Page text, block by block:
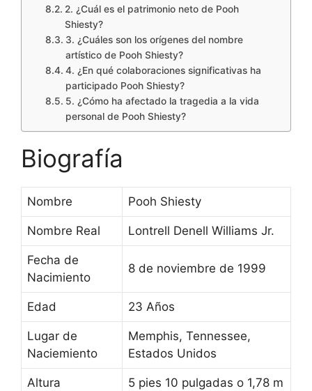
2. ¿Cuál es el patrimonio neto de Pooh
Shiesty?
3. ¿Cuáles son los orígenes del nombre
artístico de Pooh Shiesty?
4. ¿En qué colaboraciones significativas ha
participado Pooh Shiesty?
5. ¿Cómo ha afectado la tragedia a la vida
personal de Pooh Shiesty?
Biografía
Nombre Pooh Shiesty
Nombre Real Lontrell Denell Williams Jr.
Fecha de
Nacimiento
8 de noviembre de 1999
Edad 23 Años
Lugar de
Naciemiento
Memphis, Tennessee,
Estados Unidos
Altura 5 pies 10 pulgadas o 1,78 m